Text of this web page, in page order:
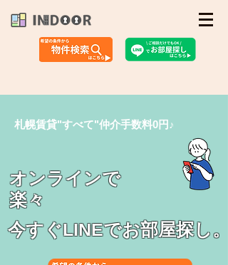
札幌賃貸"すべて"仲介手数料0円♪
オンラインで
楽々
今すぐLINEでお部屋探し。